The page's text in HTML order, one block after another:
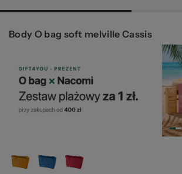
Body O bag soft melville Cassis